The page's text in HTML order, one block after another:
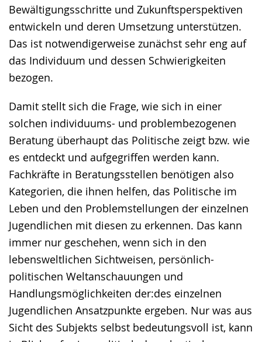
Bewältigungsschritte und Zukunftsperspektiven
entwickeln und deren Umsetzung unterstützen.
Das ist notwendigerweise zunächst sehr eng auf
das Individuum und dessen Schwierigkeiten
bezogen.
Damit stellt sich die Frage, wie sich in einer
solchen individuums- und problembezogenen
Beratung überhaupt das Politische zeigt bzw. wie
es entdeckt und aufgegriffen werden kann.
Fachkräfte in Beratungsstellen benötigen also
Kategorien, die ihnen helfen, das Politische im
Leben und den Problemstellungen der einzelnen
Jugendlichen mit diesen zu erkennen. Das kann
immer nur geschehen, wenn sich in den
lebensweltlichen Sichtweisen, persönlich-
politischen Weltanschauungen und
Handlungsmöglichkeiten der:des einzelnen
Jugendlichen Ansatzpunkte ergeben. Nur was aus
Sicht des Subjekts selbst bedeutungsvoll ist, kann